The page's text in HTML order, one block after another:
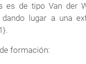
es de tipo Van der
dando lugar a una
formación: